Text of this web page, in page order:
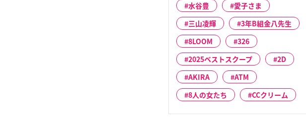
水谷豊
愛子さま
三山凌輝
3年B組金八先生
8LOOM
326
2025ベストスクープ
2D
AKIRA
ATM
8人の女たち
CCクリーム